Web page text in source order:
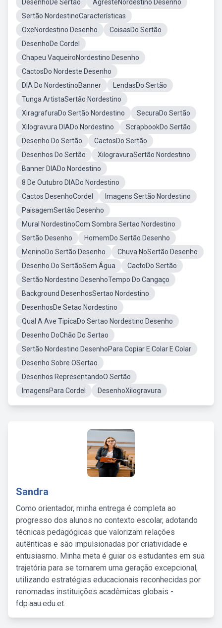
DesenhoDe Sertão
AgresteNordestino Desenho
Sertão NordestinoCaracterísticas
OxeNordestino Desenho
CoisasDo Sertão
DesenhoDe Cordel
Chapeu VaqueiroNordestino Desenho
CactosDo Nordeste Desenho
DIA Do NordestinoBanner
LendasDo Sertão
Tunga ArtistaSertão Nordestino
XiragrafuraDo Sertão Nordestino
SecuraDo Sertão
Xilogravura DIADo Nordestino
ScrapbookDo Sertão
Desenho Do Sertão
CactosDo Sertão
Desenhos Do Sertão
XilogravuraSertão Nordestino
Banner DIADo Nordestino
8 De Outubro DIADo Nordestino
Cactos DesenhoCordel
Imagens Sertão Nordestino
PaisagemSertão Desenho
Mural NordestinoCom Sombra Sertao Nordestino
Sertão Desenho
HomemDo Sertão Desenho
MeninoDo Sertão Desenho
Chuva NoSertão Desenho
Desenho Do SertãoSem Água
CactoDo Sertão
Sertão Nordestino DesenhoTempo Do Cangaço
Background DesenhosSertao Nordestino
DesenhosDe Setao Nordestino
Qual A Ave TipicaDo Sertao Nordestino Desenho
Desenho DoChão Do Sertao
Sertão Nordestino DesenhoPara Copiar E Colar E Colar
Desenho Sobre OSertao
Desenhos RepresentandoO Sertão
ImagensPara Cordel
DesenhoXilogravura
Sandra
Como orientador, minha entrega é completa ao
progresso dos alunos no contexto escolar, adotando
técnicas pedagógicas que valorizam relações
autênticas e são impulsionadas por criatividade e
entusiasmo. Minha meta é guiar os estudantes em sua
trajetória para se tornarem uma geração excepcional,
utilizando estratégias educacionais reconhecidas por
renomadas instituições acadêmicas globais -
fdp.aau.edu.et.